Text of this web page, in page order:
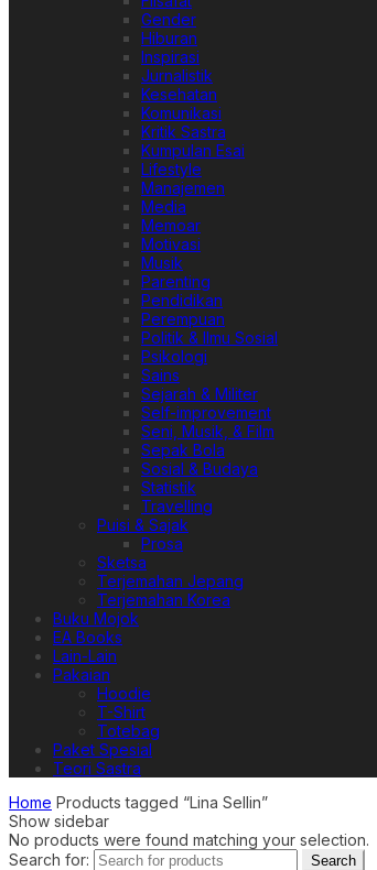
Gender
Hiburan
Inspirasi
Jurnalistik
Kesehatan
Komunikasi
Kritik Sastra
Kumpulan Esai
Lifestyle
Manajemen
Media
Memoar
Motivasi
Musik
Parenting
Pendidikan
Perempuan
Politik & Ilmu Sosial
Psikologi
Sains
Sejarah & Militer
Self-improvement
Seni, Musik, & Film
Sepak Bola
Sosial & Budaya
Statistik
Travelling
Puisi & Sajak
Prosa
Sketsa
Terjemahan Jepang
Terjemahan Korea
Buku Mojok
EA Books
Lain-Lain
Pakaian
Hoodie
T-Shirt
Totebag
Paket Spesial
Teori Sastra
Home Products tagged “Lina Sellin”
Show sidebar
No products were found matching your selection.
Search for:
Search